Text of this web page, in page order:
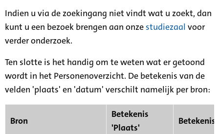
Indien u via de zoekingang niet vindt wat u zoekt, dan
kunt u een bezoek brengen aan onze studiezaal voor
verder onderzoek.
Ten slotte is het handig om te weten wat er getoond
wordt in het Personenoverzicht. De betekenis van de
velden 'plaats' en 'datum' verschilt namelijk per bron:
Bron
Betekenis
'Plaats'